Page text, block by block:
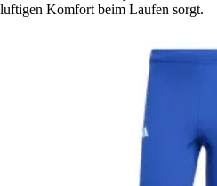
luftigen Komfort beim Laufen sorgt.